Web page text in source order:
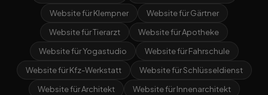
Website für Klempner
Website für Gärtner
Website für Tierarzt
Website für Apotheke
Website für Yogastudio
Website für Fahrschule
Website für Kfz-Werkstatt
Website für Schlüsseldienst
Website für Architekt
Website für Innenarchitekt